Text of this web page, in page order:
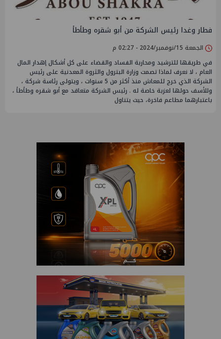
فطار وغدا رئيس الشركة من أبو شقره وطأطأ
الجمعة 15/نوفمبر/2024 - 02:27 م
في طريقها للترشيد ومحاربة الفساد والقضاء على كل أشكال إهدار المال
العام ، لا نعرف لماذا تصمت وزارة البترول والثروة المعدنية على رئيس
الشركة الذي خرج للمعاش منذ أكثر من 5 سنوات ، ويتولى رئاسة شركة ،
وللأسف حولها لعزبة خاصة له . رئيس الشركة متعاقد مع أبو شقره وطأطأ ،
باعتبارهما مطاعم فاخرة، حيث يتناول